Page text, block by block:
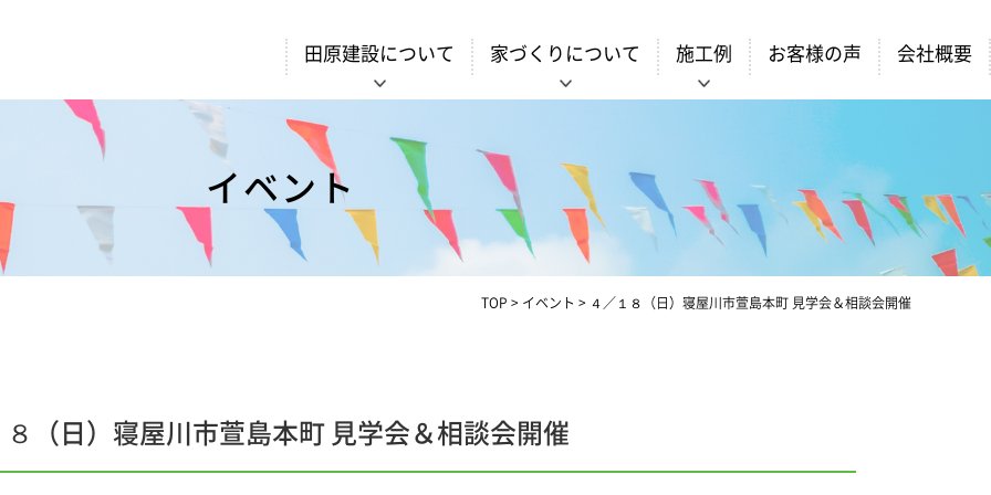
田原建設について 家づくりについて 施工例 お客様の声 会社概要
イベント
TOP > イベント > ４／１８（日）寝屋川市萱島本町 見学会＆相談会開催
（日）寝屋川市萱島本町 見学会＆相談会開催